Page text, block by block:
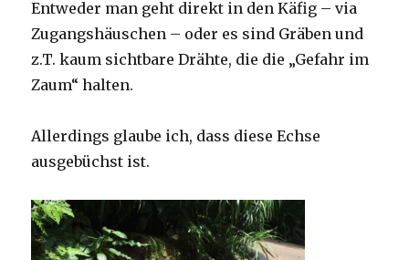
Entweder man geht direkt in den Käfig – via
Zugangshäuschen – oder es sind Gräben und
z.T. kaum sichtbare Drähte, die die „Gefahr im
Zaum“ halten.
Allerdings glaube ich, dass diese Echse
ausgebüchst ist.